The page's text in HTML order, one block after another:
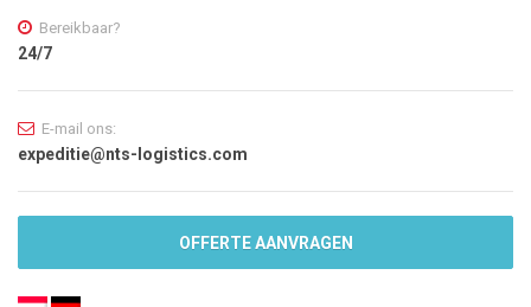
Bereikbaar?
24/7
E-mail ons:
expeditie@nts-logistics.com
OFFERTE AANVRAGEN